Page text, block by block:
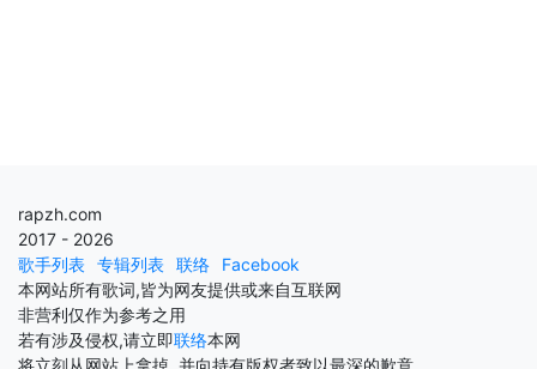
rapzh.com
2017 - 2026
歌手列表 专辑列表 联络
Facebook
本网站所有歌词,皆为网友提供或来自互联网
非营利仅作为参考之用
若有涉及侵权,请立即联络本网
将立刻从网站上拿掉, 并向持有版权者致以最深的歉意